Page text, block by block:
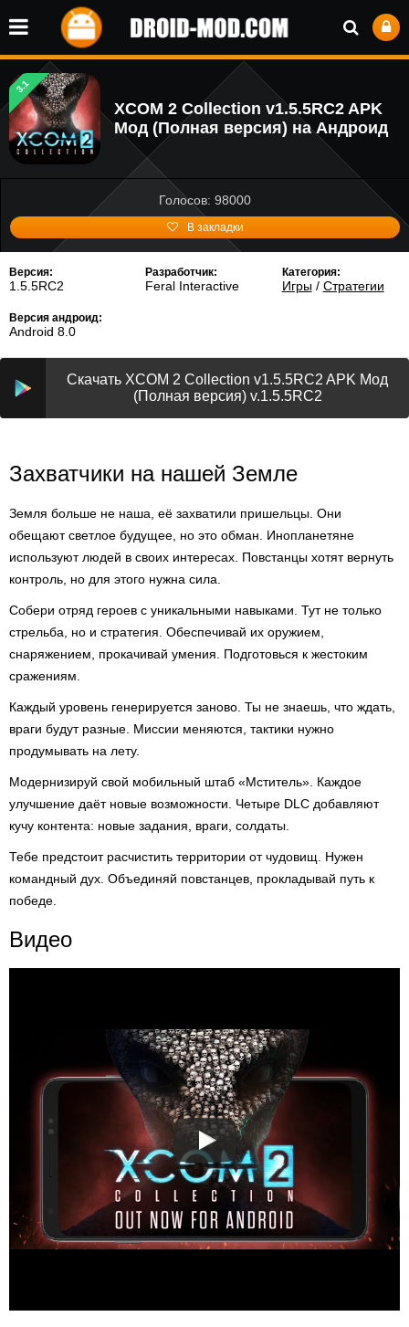
3.1
XCOM 2 Collection v1.5.5RC2 APK
Мод (Полная версия) на Андроид
Голосов: 98000
В закладки
Версия:
1.5.5RC2
Разработчик:
Feral Interactive
Категория:
Игры/ Стратегии
Версия андроид:
Android 8.0
Скачать XCOM 2 Collection v1.5.5RC2 APK Мод
(Полная версия) v.1.5.5RC2
Захватчики на нашей Земле
Земля больше не наша, её захватили пришельцы. Они
обещают светлое будущее, но это обман. Инопланетяне
используют людей в своих интересах. Повстанцы хотят вернуть
контроль, но для этого нужна сила.
Собери отряд героев с уникальными навыками. Тут не только
стрельба, но и стратегия. Обеспечивай их оружием,
снаряжением, прокачивай умения. Подготовься к жестоким
сражениям.
Каждый уровень генерируется заново. Ты не знаешь, что ждать,
враги будут разные. Миссии меняются, тактики нужно
продумывать на лету.
Модернизируй свой мобильный штаб «Мститель». Каждое
улучшение даёт новые возможности. Четыре DLC добавляют
кучу контента: новые задания, враги, солдаты.
Тебе предстоит расчистить территории от чудовищ. Нужен
командный дух. Объединяй повстанцев, прокладывай путь к
победе.
Видео